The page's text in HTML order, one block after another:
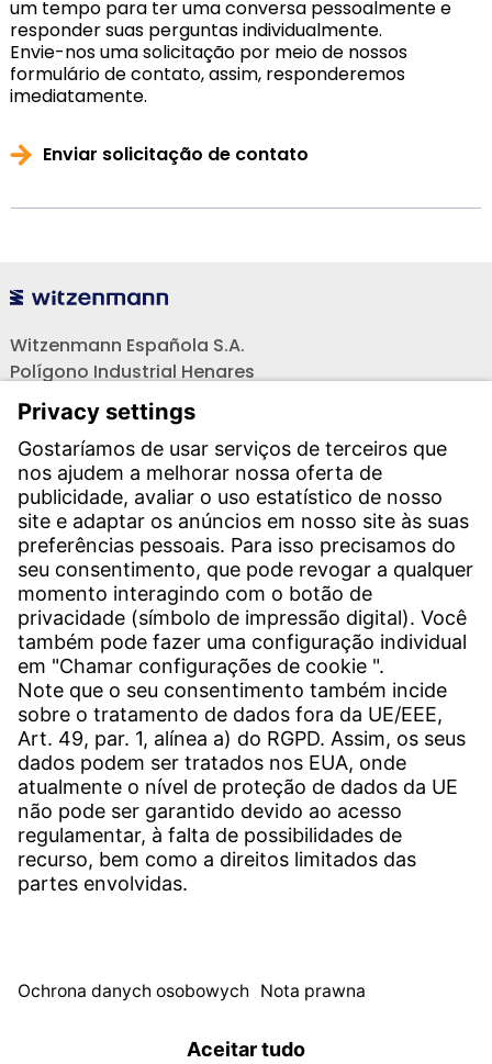
um tempo para ter uma conversa pessoalmente e
responder suas perguntas individualmente.
Envie-nos uma solicitação por meio de nossos
formulário de contato, assim, responderemos
imediatamente.
Enviar solicitação de contato
Witzenmann Española S.A.
Polígono Industrial Henares
C/. Livorno s/n
19004 Guadalajara
Teléfono recepción:
+34 949 325 200(24 horas)
CONTATO
Unidades de produção em todo o mundo
Contato
SERVIÇOS
Download-Center
Download Software de Usuário
Espanha | PT